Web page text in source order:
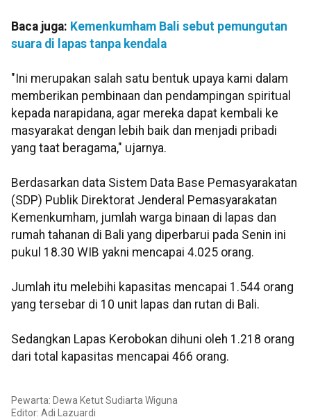
Baca juga: Kemenkumham Bali sebut pemungutan
suara di lapas tanpa kendala
"Ini merupakan salah satu bentuk upaya kami dalam
memberikan pembinaan dan pendampingan spiritual
kepada narapidana, agar mereka dapat kembali ke
masyarakat dengan lebih baik dan menjadi pribadi
yang taat beragama," ujarnya.
Berdasarkan data Sistem Data Base Pemasyarakatan
(SDP) Publik Direktorat Jenderal Pemasyarakatan
Kemenkumham, jumlah warga binaan di lapas dan
rumah tahanan di Bali yang diperbarui pada Senin ini
pukul 18.30 WIB yakni mencapai 4.025 orang.
Jumlah itu melebihi kapasitas mencapai 1.544 orang
yang tersebar di 10 unit lapas dan rutan di Bali.
Sedangkan Lapas Kerobokan dihuni oleh 1.218 orang
dari total kapasitas mencapai 466 orang.
Pewarta: Dewa Ketut Sudiarta Wiguna
Editor: Adi Lazuardi